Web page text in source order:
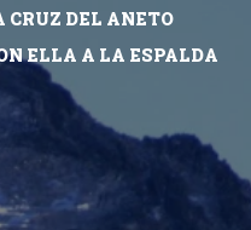
CRUZ DEL ANETO
ELLA A LA ESPALDA